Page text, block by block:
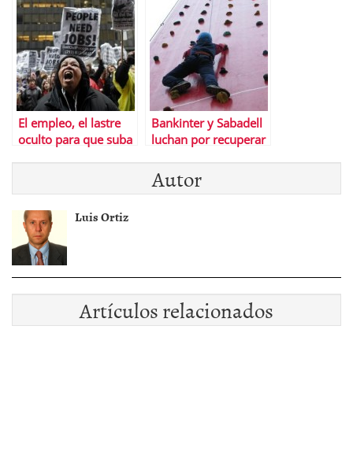
que el Ibex festeja
El empleo, el lastre
oculto para que suba
Bankinter y Sabadell
luchan por recuperar
perdidas en Bolsa
Autor
Luis Ortiz
Artículos relacionados